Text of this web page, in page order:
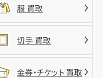
服 買取
切手 買取
金券・チケット 買取